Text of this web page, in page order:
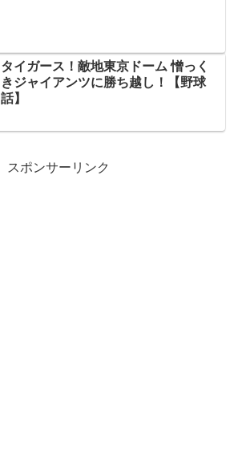
タイガース！敵地東京ドーム 憎っく
きジャイアンツに勝ち越し！【野球
話】
スポンサーリンク